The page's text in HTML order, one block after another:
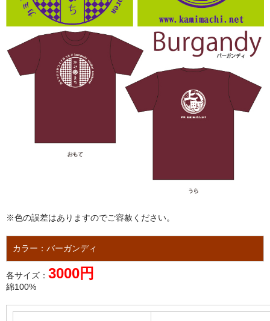
※色の誤差はありますのでご容赦ください。
カラー：バーガンディ
各サイズ： 3000円
綿100%